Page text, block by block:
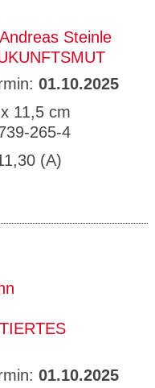
Andreas Steinle
01.10.2025
11,5 cm
265-4
(A)
01.10.2025